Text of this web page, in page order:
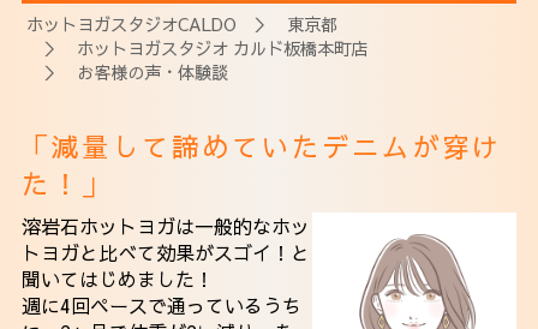
料金
ウェルチケ
アクセス
ホットヨガスタジオCALDO ＞ 東京都
＞ ホットヨガスタジオ カルド板橋本町店
＞ お客様の声・体験談
「減量して諦めていたデニムが穿け
た！」
溶岩石ホットヨガは一般的なホッ
トヨガと比べて効果がスゴイ！と
聞いてはじめました！
週に4回ペースで通っているうち